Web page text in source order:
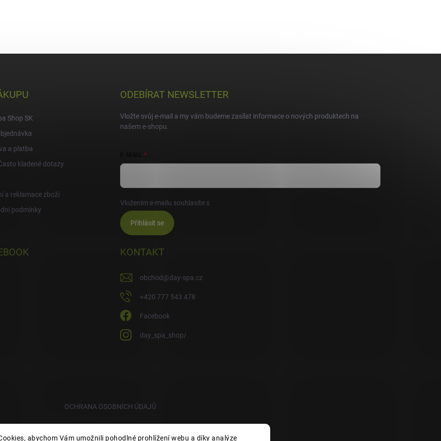
abychom Vám umožnili pohodlné prohlížení webu a díky analýze
Shop SK
a platba
kladené dotazy
a reklamace zboží
podmínky
ODEBÍRAT NEWSLETTER
Vložte svůj e-mail a my vám budeme zasílat informace o nových produktech na
našem e-shopu.
Vložením e-mailu souhlasíte s
Přihlásit se
KONTAKT
obchod@day-spa.cz
+420 777 543 478
Facebook
day_spa_shop/
OCHRANA OSOBNÍCH ÚDAJŮ